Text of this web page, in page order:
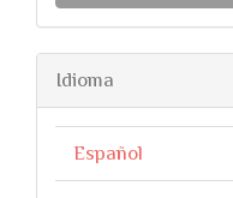
Idioma
Español